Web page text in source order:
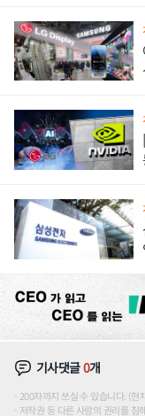
기사댓글0개
200자까지 쓰실 수 있습니다. (
저작권 등 다른 사람의 권리를 침